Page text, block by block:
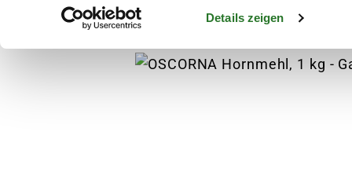
Details zeigen
Pflanzen Anzucht Blumensamen